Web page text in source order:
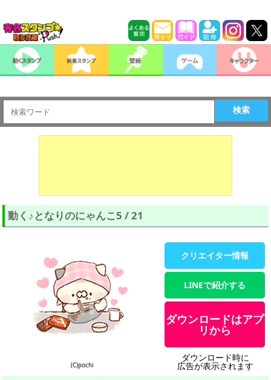
検索
動く♪となりのにゃんこ5 / 21
(C)pochi
クリエイター情報
LINEで紹介する
ダウンロードはアプ
リから
ダウンロード時に
広告が表示されます